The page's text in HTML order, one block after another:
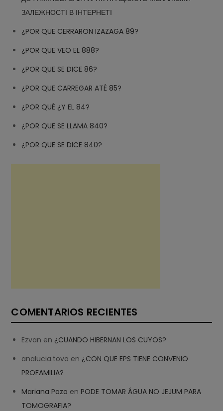
ЗАЛЕЖНОСТІ В ІНТЕРНЕТІ
¿POR QUE CERRARON IZAZAGA 89?
¿POR QUE VEO EL 888?
¿POR QUE SE DICE 86?
¿POR QUE CARREGAR ATÉ 85?
¿POR QUÉ ¿Y EL 84?
¿POR QUE SE LLAMA 840?
¿POR QUE SE DICE 840?
COMENTARIOS RECIENTES
Ezvan en ¿CUANDO HIBERNAN LOS CUYOS?
analucia.tova en ¿CON QUE EPS TIENE CONVENIO
PROFAMILIA?
Mariana Pozo enPODE TOMAR ÁGUA NO JEJUM PARA
TOMOGRAFIA?